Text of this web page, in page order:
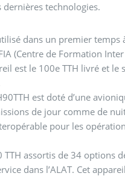
dernières technologies.
dans un premier
(Centre de Formation
est le 100e TTH livré et
est doté d’une
de jour comme de
pour les
assortis de 34 options
dans l’ALAT. Cet